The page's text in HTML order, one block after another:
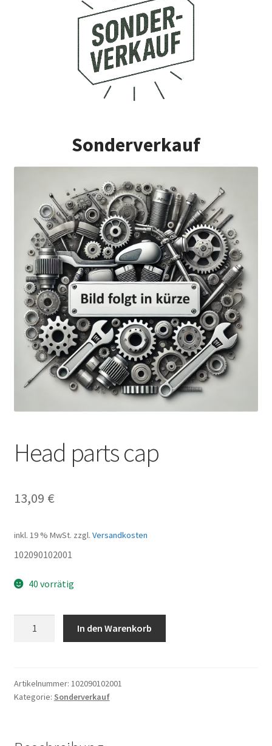
Sonderverkauf
Head parts cap
13,09 €
inkl. 19 % MwSt. zzgl. Versandkosten
102090102001
40 vorrätig
In den Warenkorb
Artikelnummer: 102090102001
Kategorie: Sonderverkauf